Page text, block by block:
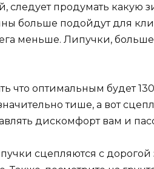
следует продумать какую
подойдут для
меньше. Липучки,
что оптимальным будет
тише, а вот
дискомфорт вам и
сцепляются с дорогой